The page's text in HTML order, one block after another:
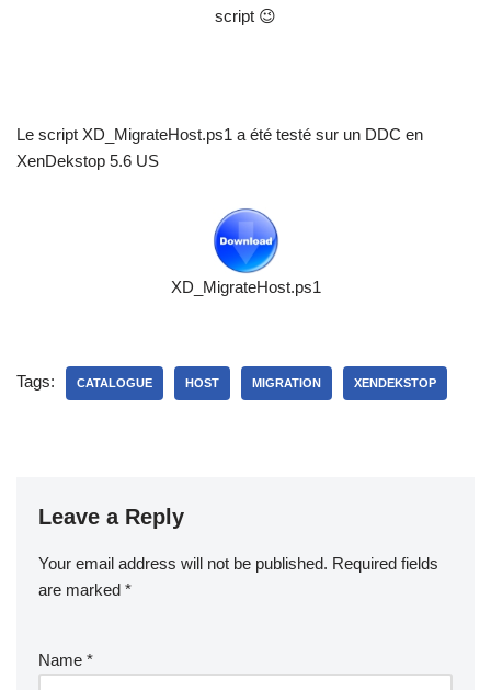
script 😉
Le script XD_MigrateHost.ps1 a été testé sur un DDC en
XenDekstop 5.6 US
XD_MigrateHost.ps1
Tags: CATALOGUE HOST MIGRATION XENDEKSTOP
Leave a Reply
Your email address will not be published. Required fields
are marked *
Name *